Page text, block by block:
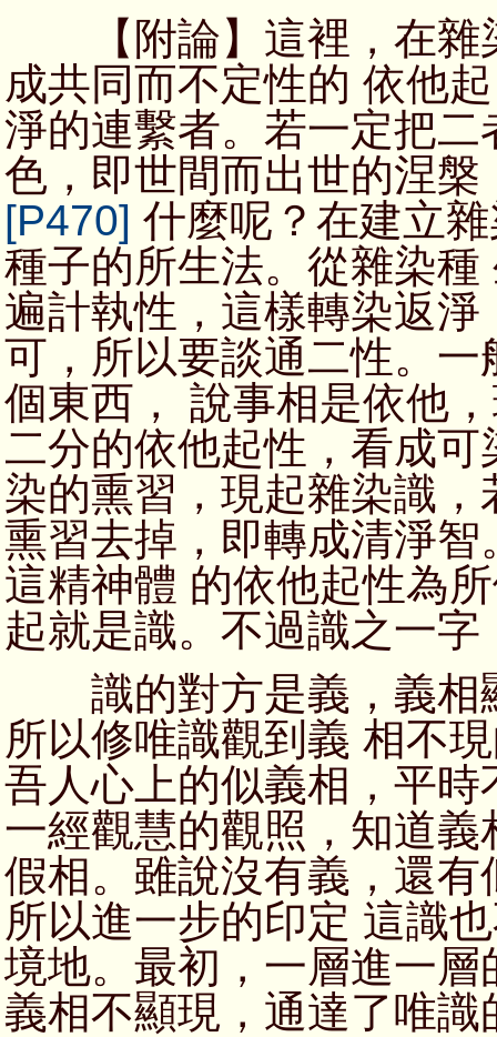
【附論】這裡，在雜
成共同而不定性的 依他
淨的連繫者。若一定把
色，即世間而出世的涅
[P470] 什麼呢？在建立
種子的所生法。從雜染
遍計執性，這樣轉染返
可，所以要談通二性。
個東西， 說事相是依他
二分的依他起性，看成
染的熏習，現起雜染識
熏習去掉，即轉成清淨
這精神體 的依他起性為
起就是識。不過識之一
識的對方是義，義相
所以修唯識觀到義 相不
吾人心上的似義相，平
一經觀慧的觀照，知道
假相。雖說沒有義，還
所以進一步的印定 這識
境地。最初，一層進一
義相不顯現，通達了唯識